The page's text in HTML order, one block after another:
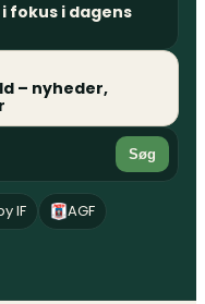
i fokus i dagens
– nyheder,
Søg
IF
AGF